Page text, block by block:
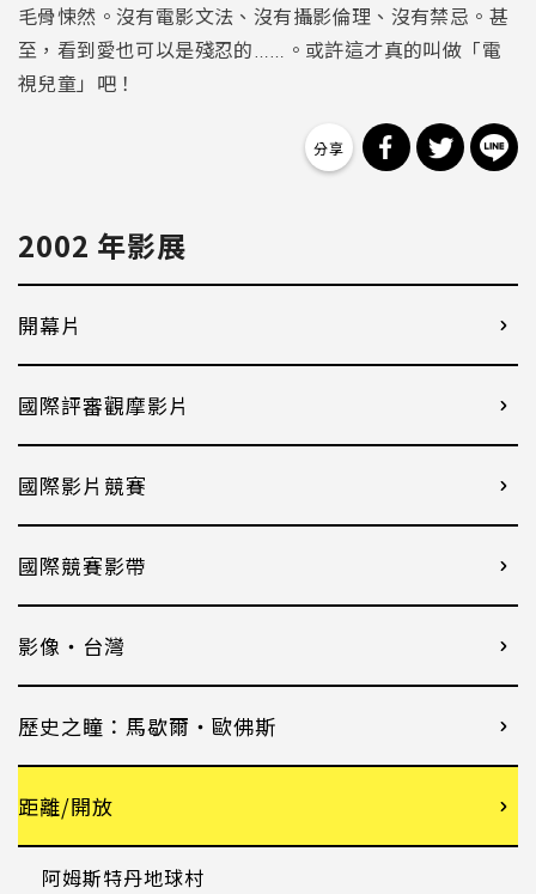
毛骨悚然。沒有電影文法、沒有攝影倫理、沒有禁忌。甚
至，看到愛也可以是殘忍的 …… 。或許這才真的叫做「電
視兒童」吧！
分享到分享到
2002 年影展
開幕片
國際評審觀摩影片
國際影片競賽
國際競賽影帶
影像・台灣
歷史之瞳：馬歇爾・歐佛斯
距離/開放
阿姆斯特丹地球村